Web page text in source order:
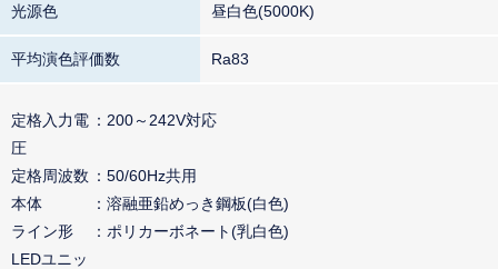
光源色 昼白色(5000K)
平均演色評価数 Ra83
定格入力電
圧
200～242V対応
定格周波数
50/60Hz共用
本体
溶融亜鉛めっき鋼板(白色)
ライン形
LEDユニッ
ポリカーボネート(乳白色)